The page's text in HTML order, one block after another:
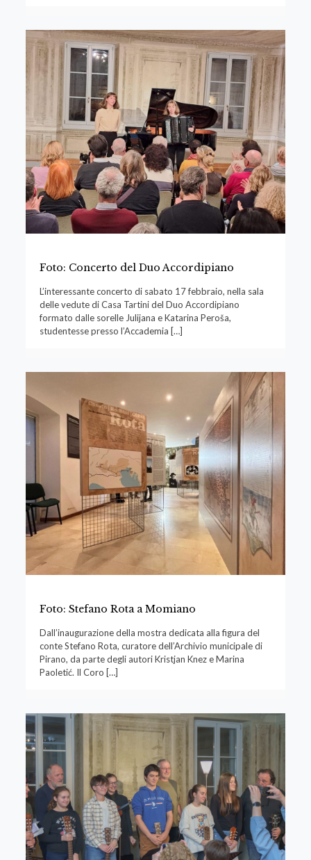
Foto: Concerto del Duo Accordipiano
L’interessante concerto di sabato 17 febbraio, nella sala
delle vedute di Casa Tartini del Duo Accordipiano
formato dalle sorelle Julijana e Katarina Peroša,
studentesse presso l’Accademia […]
Foto: Stefano Rota a Momiano
Dall’inaugurazione della mostra dedicata alla figura del
conte Stefano Rota, curatore dell’Archivio municipale di
Pirano, da parte degli autori Kristjan Knez e Marina
Paoletić. Il Coro […]